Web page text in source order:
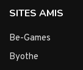
SITES AMIS
Be-Games
Byothe